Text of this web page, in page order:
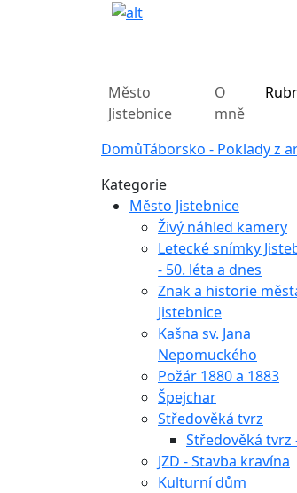
Město
Jistebnice
O
mně
DomůTáborsko - Poklady z
Kategorie
Město Jistebnice
Živý náhled kamery
Letecké snímky
- 50. léta a dnes
Znak a historie
Jistebnice
Kašna sv. Jana
Nepomuckého
Požár 1880 a 1883
Špejchar
Středověká tvrz
Středověká tvrz
JZD - Stavba kravína
Kulturní dům